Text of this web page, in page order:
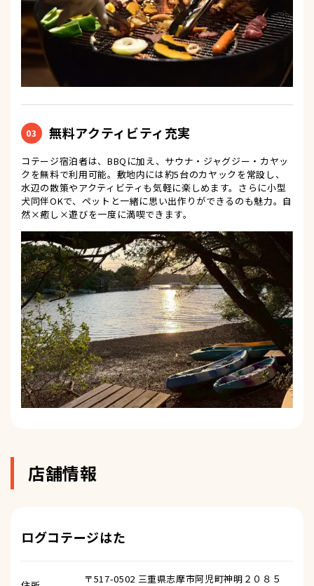
03 無料アクティビティ充実
コテージ宿泊者は、BBQに加え、サウナ・ジャグジー・カヤッ
クを無料で利用可能。敷地内には約5台のカヤックを常設し、
水辺の散策やアクティビティも気軽に楽しめます。さらに小型
犬同伴OKで、ペットと一緒に思い出作りができるのも魅力。自
然×癒し×遊びを一度に満喫できます。
店舗情報
ログコテージはた
〒517-0502 三重県志摩市阿児町神明２０８５